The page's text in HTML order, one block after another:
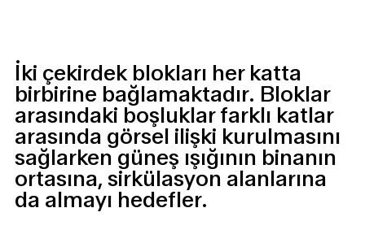
İki çekirdek blokları her katta
birbirine bağlamaktadır. Bloklar
arasındaki boşluklar farklı katlar
arasında görsel ilişki kurulmasını
sağlarken güneş ışığının binanın
ortasına, sirkülasyon alanlarına
da almayı hedefler.